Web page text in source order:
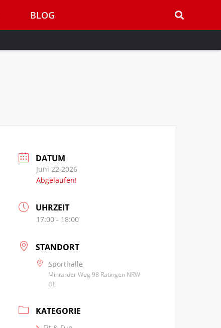
BLOG
DATUM
Juni 22 2026
Abgelaufen!
UHRZEIT
17:00 - 18:00
STANDORT
Sporthalle
Mintarder Weg 98 Ratingen NRW
DE
KATEGORIE